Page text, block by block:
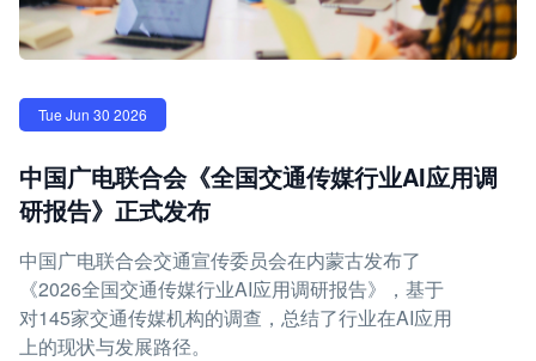
Tue Jun 30 2026
中国广电联合会《全国交通传媒行业AI应用调
研报告》正式发布
中国广电联合会交通宣传委员会在内蒙古发布了
《2026全国交通传媒行业AI应用调研报告》，基于
对145家交通传媒机构的调查，总结了行业在AI应用
上的现状与发展路径。